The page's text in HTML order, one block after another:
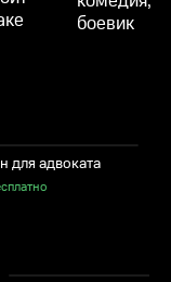
боевик
для адвоката